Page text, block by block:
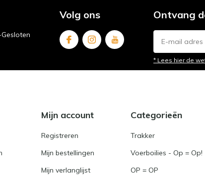
Volg ons Ontvang
* Lees hier de
Mijn account
Registreren
Mijn bestellingen
Mijn verlanglijst
Categorieën
Trakker
Voerboilies - Op = Op!
OP = OP